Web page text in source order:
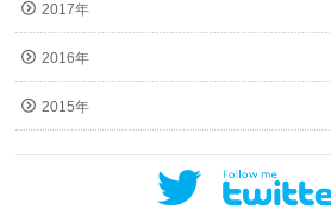
2017年
2016年
2015年